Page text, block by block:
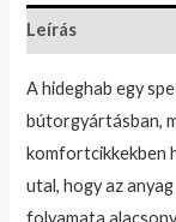
Leírás
A hideghab egy
bútorgyártásban,
komfortcikkekben
utal, hogy az
folyamata